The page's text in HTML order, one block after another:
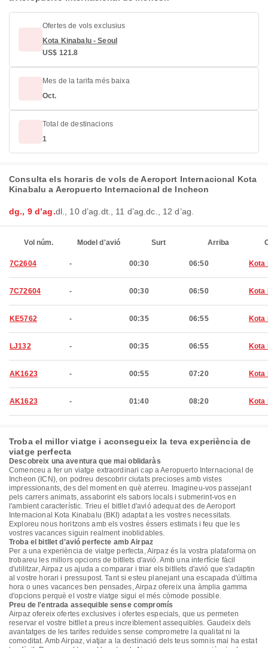
Ofertes de vols exclusius
Kota Kinabalu - Seoul
US$ 121.8
Mes de la tarifa més baixa
Oct.
Total de destinacions
1
Consulta els horaris de vols de Aeroport Internacional Kota
Kinabalu a Aeropuerto Internacional de Incheon
dg., 9 d’ag.dl., 10 d’ag. dt., 11 d’ag.dc., 12 d’ag.
Vol núm. Model d'avió Surt Arriba
7C2604 - 00:30 06:50 Kota
7C72604 - 00:30 06:50 Kota
KE5762 - 00:35 06:55 Kota
LJ132 - 00:35 06:55 Kota
AK1623 - 00:55 07:20 Kota
AK1623 - 01:40 08:20 Kota
Troba el millor viatge i aconsegueix la teva experiència de
viatge perfecta
Descobreix una aventura que mai oblidaràs
Comenceu a fer un viatge extraordinari cap a Aeropuerto Internacional de
Incheon (ICN), on podreu descobrir ciutats precioses amb vistes
impressionants, des del moment en què aterreu. Imagineu-vos passejant
pels carrers animats, assaborint els sabors locals i submerint-vos en
l'ambient característic. Trieu el bitllet d'avió adequat des de Aeroport
Internacional Kota Kinabalu (BKI) adaptat a les vostres necessitats.
Exploreu nous horitzons amb els vostres éssers estimats i feu que les
vostres vacances siguin realment inoblidables.
Troba el bitllet d'avió perfecte amb Airpaz
Per a una experiència de viatge perfecta, Airpaz és la vostra plataforma on
trobareu les millors opcions de bitllets d'avió. Amb una interfície fàcil
d'utilitzar, Airpaz us ajuda a comparar i triar els bitllets d'avió que s'adaptin
al vostre horari i pressupost. Tant si esteu planejant una escapada d'última
hora o unes vacances ben pensades, Airpaz ofereix una àmplia gamma
d'opcions perquè el vostre viatge sigui el més còmode possible.
Preu de l'entrada assequible sense compromís
Airpaz ofereix ofertes exclusives i ofertes especials, que us permeten
reservar el vostre bitllet a preus increïblement assequibles. Gaudeix dels
avantatges de les tarifes reduïdes sense comprometre la qualitat ni la
comoditat. Amb Airpaz, viatjar a la destinació dels teus somnis mai ha estat